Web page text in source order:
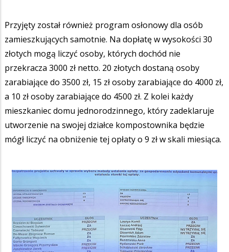
Przyjęty został również program osłonowy dla osób
zamieszkujących samotnie. Na dopłatę w wysokości 30
złotych mogą liczyć osoby, których dochód nie
przekracza 3000 zł netto. 20 złotych dostaną osoby
zarabiające do 3500 zł, 15 zł osoby zarabiające do 4000 zł,
a 10 zł osoby zarabiające do 4500 zł. Z kolei każdy
mieszkaniec domu jednorodzinnego, który zadeklaruje
utworzenie na swojej działce kompostownika będzie
mógł liczyć na obniżenie tej opłaty o 9 zł w skali miesiąca.